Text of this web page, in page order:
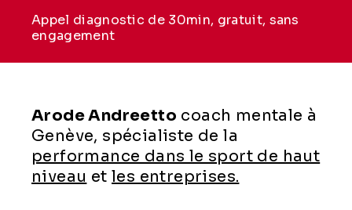
Appel diagnostic de 30min, gratuit, sans
engagement
Arode Andreetto coach mentale à
Genève, spécialiste de la
performance dans le sport de haut
niveau etles entreprises.